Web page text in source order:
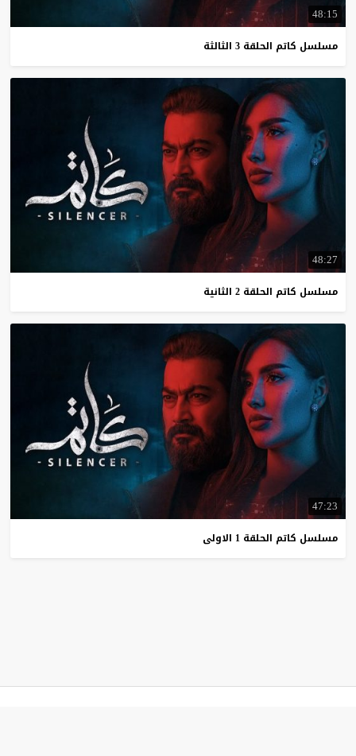
48:15
مسلسل كاتم الحلقة 3 الثالثة
48:27
مسلسل كاتم الحلقة 2 الثانية
47:23
مسلسل كاتم الحلقة 1 الاولى